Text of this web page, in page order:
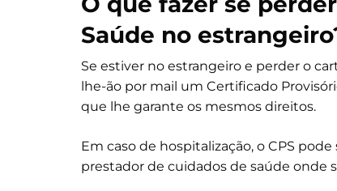
Saúde no
Se estiver no estrangeiro e perder o
lhe-ão por mail um Certificado
que lhe garante os mesmos direitos.
Em caso de hospitalização, o CPS
prestador de cuidados de saúde onde